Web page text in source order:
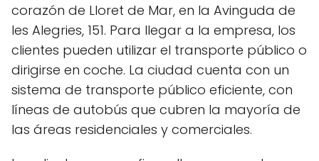
corazón de Lloret de Mar, en la Avinguda de
les Alegries, 151. Para llegar a la empresa, los
clientes pueden utilizar el transporte público o
dirigirse en coche. La ciudad cuenta con un
sistema de transporte público eficiente, con
líneas de autobús que cubren la mayoría de
las áreas residenciales y comerciales.